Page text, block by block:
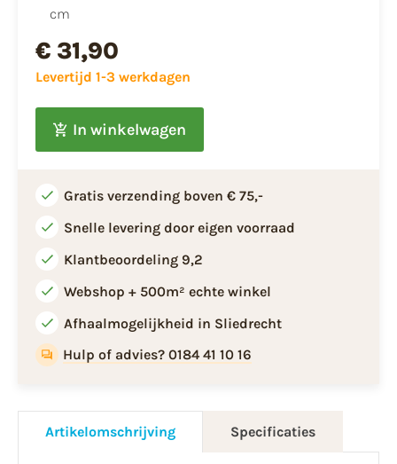
cm
€ 31,90
Levertijd 1-3 werkdagen
In winkelwagen
Gratis verzending boven € 75,-
Snelle levering door eigen voorraad
Klantbeoordeling 9,2
Webshop + 500m² echte winkel
Afhaalmogelijkheid in Sliedrecht
Hulp of advies? 0184 41 10 16
Artikelomschrijving Specificaties